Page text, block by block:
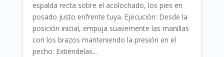
espalda recta sobre el acolochado, los pies en
posado justo enfrente tuya. Ejecución: Desde la
posición inicial, empuja suavemente las manillas
con los brazos manteniendo la presión en el
pecho. Extiéndelas...